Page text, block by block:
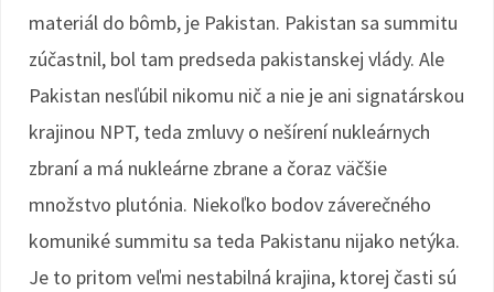
materiál do bômb, je Pakistan. Pakistan sa summitu
zúčastnil, bol tam predseda pakistanskej vlády. Ale
Pakistan nesľúbil nikomu nič a nie je ani signatárskou
krajinou NPT, teda zmluvy o nešírení nukleárnych
zbraní a má nukleárne zbrane a čoraz väčšie
množstvo plutónia. Niekoľko bodov záverečného
komuniké summitu sa teda Pakistanu nijako netýka.
Je to pritom veľmi nestabilná krajina, ktorej časti sú